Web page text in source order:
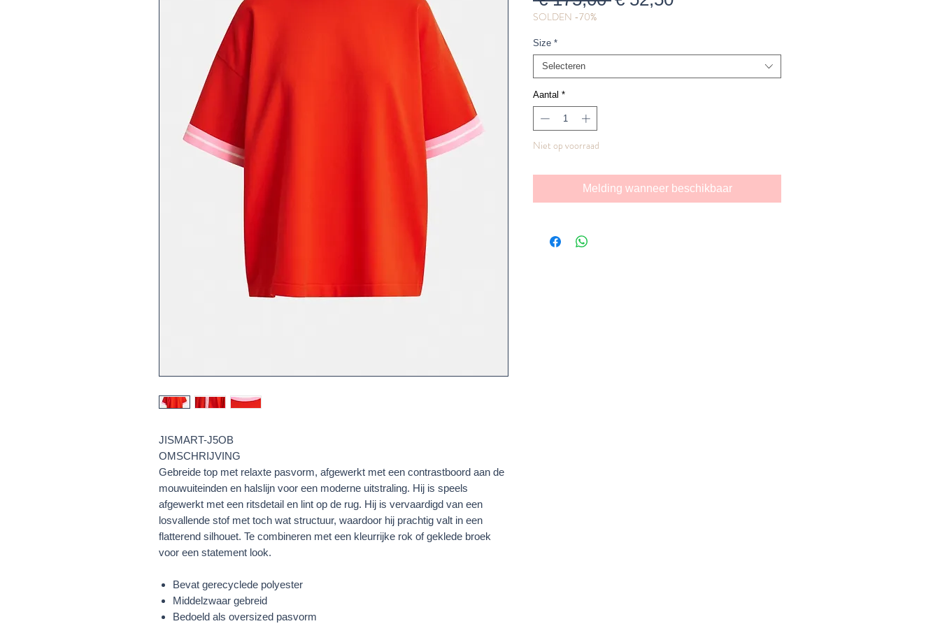
JISMART-J5OB
OMSCHRIJVING
Gebreide top met relaxte pasvorm, afgewerkt met een contrastboord aan de
mouwuiteinden en halslijn voor een moderne uitstraling. Hij is speels
afgewerkt met een ritsdetail en lint op de rug. Hij is vervaardigd van een
losvallende stof met toch wat structuur, waardoor hij prachtig valt in een
flatterend silhouet. Te combineren met een kleurrijke rok of geklede broek
voor een statement look.
Bevat gerecyclede polyester
Middelzwaar gebreid
Bedoeld als oversized pasvorm
SOLDEN -70%
Size *
Selecteren
Aantal *
Niet op voorraad
Melding wanneer beschikbaar